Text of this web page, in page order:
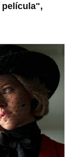
película",